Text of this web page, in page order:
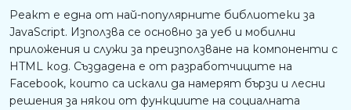
Реакт е една от най-популярните библиотеки за
JavaScript. Използва се основно за уеб и мобилни
приложения и служи за преизползване на компоненти с
HTML код. Създадена е от разработчиците на
Facebook, които са искали да намерят бързи и лесни
решения за някои от функциите на социалната